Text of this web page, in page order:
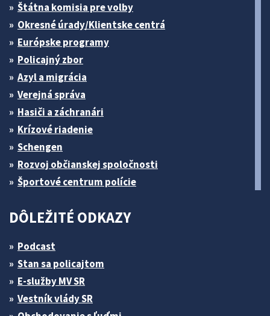
Štátna komisia pre volby
Okresné úrady/Klientske centrá
Európske programy
Policajný zbor
Azyl a migrácia
Verejná správa
Hasiči a záchranári
Krízové riadenie
Schengen
Rozvoj občianskej spoločnosti
Športové centrum polície
DÔLEŽITÉ ODKAZY
Podcast
Stan sa policajtom
E-služby MV SR
Vestník vlády SR